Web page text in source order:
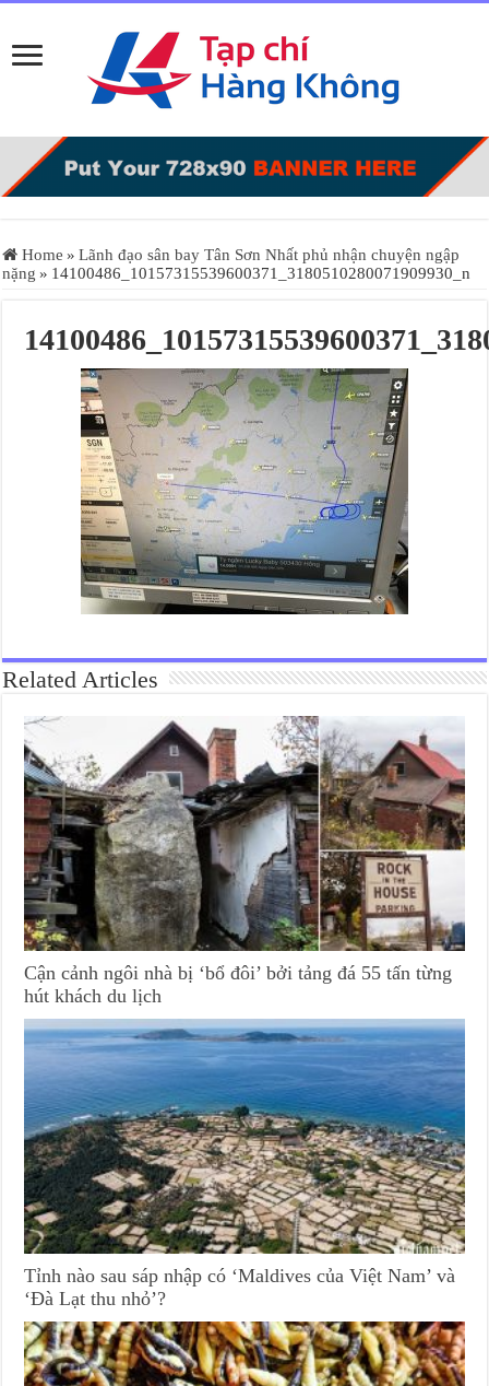
Home » Lãnh đạo sân bay Tân Sơn Nhất phủ nhận chuyện ngập
nặng » 14100486_10157315539600371_3180510280071909930_n
Related Articles
Cận cảnh ngôi nhà bị ‘bổ đôi’ bởi tảng đá 55 tấn từng
hút khách du lịch
Tỉnh nào sau sáp nhập có ‘Maldives của Việt Nam’ và
‘Đà Lạt thu nhỏ’?